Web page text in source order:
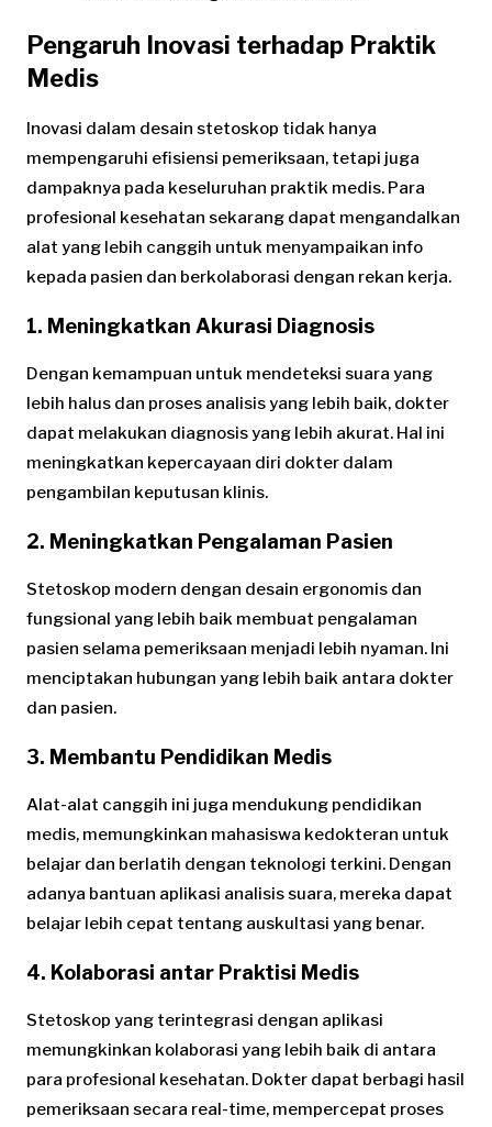
Pengaruh Inovasi terhadap Praktik
Medis
Inovasi dalam desain stetoskop tidak hanya
mempengaruhi efisiensi pemeriksaan, tetapi juga
dampaknya pada keseluruhan praktik medis. Para
profesional kesehatan sekarang dapat mengandalkan
alat yang lebih canggih untuk menyampaikan info
kepada pasien dan berkolaborasi dengan rekan kerja.
1. Meningkatkan Akurasi Diagnosis
Dengan kemampuan untuk mendeteksi suara yang
lebih halus dan proses analisis yang lebih baik, dokter
dapat melakukan diagnosis yang lebih akurat. Hal ini
meningkatkan kepercayaan diri dokter dalam
pengambilan keputusan klinis.
2. Meningkatkan Pengalaman Pasien
Stetoskop modern dengan desain ergonomis dan
fungsional yang lebih baik membuat pengalaman
pasien selama pemeriksaan menjadi lebih nyaman. Ini
menciptakan hubungan yang lebih baik antara dokter
dan pasien.
3. Membantu Pendidikan Medis
Alat-alat canggih ini juga mendukung pendidikan
medis, memungkinkan mahasiswa kedokteran untuk
belajar dan berlatih dengan teknologi terkini. Dengan
adanya bantuan aplikasi analisis suara, mereka dapat
belajar lebih cepat tentang auskultasi yang benar.
4. Kolaborasi antar Praktisi Medis
Stetoskop yang terintegrasi dengan aplikasi
memungkinkan kolaborasi yang lebih baik di antara
para profesional kesehatan. Dokter dapat berbagi hasil
pemeriksaan secara real-time, mempercepat proses